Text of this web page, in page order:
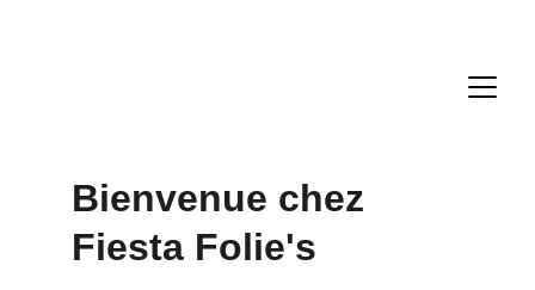
Bienvenue chez
Fiesta Folie's